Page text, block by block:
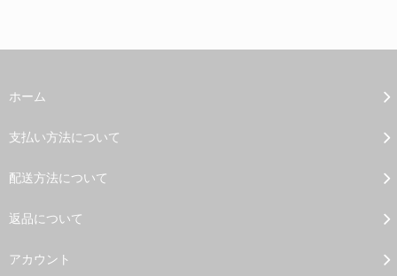
ホーム
支払い方法について
配送方法について
返品について
アカウント